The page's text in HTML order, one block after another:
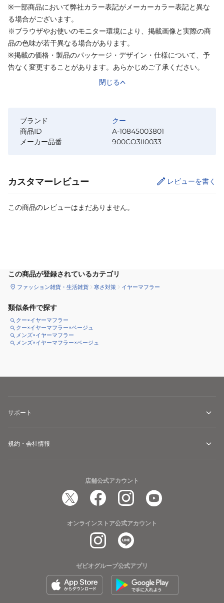
※一部商品において弊社カラー表記がメーカーカラー表記と異な
る場合がございます。
※ブラウザやお使いのモニター環境により、掲載画像と実際の商
品の色味が若干異なる場合があります。
※掲載の価格・製品のパッケージ・デザイン・仕様について、予
告なく変更することがあります。あらかじめご了承ください。
閉じる
ブランド
クー
商品ID
A-10845003801
メーカー品番
900CO3II0033
カスタマーレビュー レビューを書く
この商品のレビューはまだありません。
この商品が登録されているカテゴリ
ファッション雑貨・生活雑貨 寒さ対策 イヤーマフラー
類似条件で探す
クー×イヤーマフラー
クー×イヤーマフラー×ベージュ
メンズ×イヤーマフラー
メンズ×イヤーマフラー×ベージュ
サポート
規約・会社情報
店舗公式アカウント
オンラインストア公式アカウント
ゼビオグループ公式アプリ